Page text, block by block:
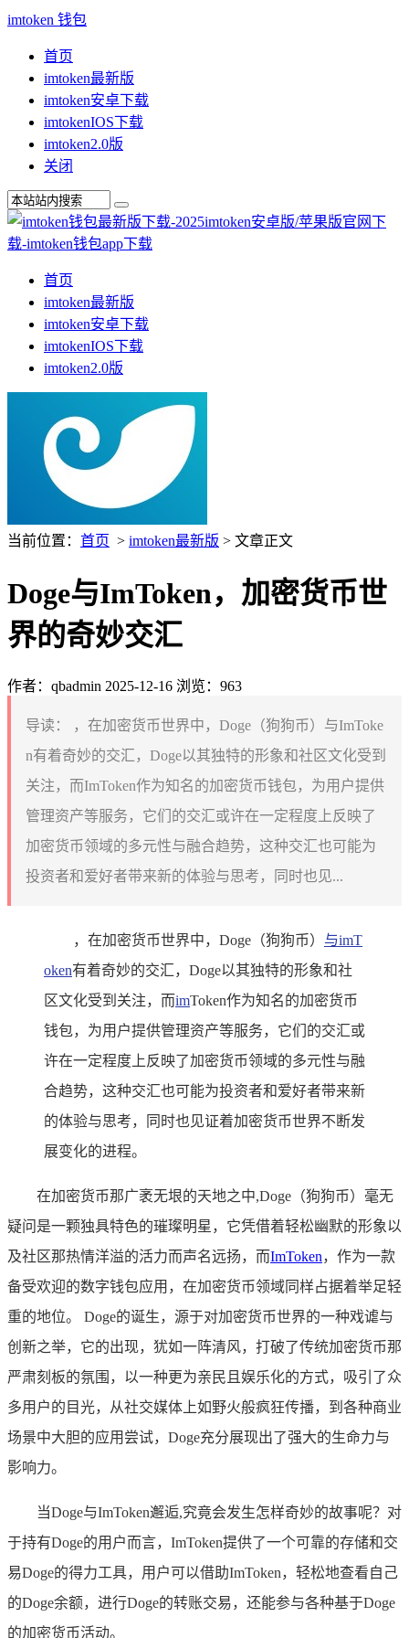
imtoken 钱包
首页
imtoken最新版
imtoken安卓下载
imtokenIOS下载
imtoken2.0版
关闭
首页
imtoken最新版
imtoken安卓下载
imtokenIOS下载
imtoken2.0版
当前位置： 首页 > imtoken最新版 > 文章正文
Doge与ImToken，加密货币世
界的奇妙交汇
作者：qbadmin 2025-12-16 浏览：963
导读：
，在加密货币世界中，Doge（狗狗币）与ImToke
n有着奇妙的交汇，Doge以其独特的形象和社区文化受到
关注，而ImToken作为知名的加密货币钱包，为用户提供
管理资产等服务，它们的交汇或许在一定程度上反映了
加密货币领域的多元性与融合趋势，这种交汇也可能为
投资者和爱好者带来新的体验与思考，同时也见...
，在加密货币世界中，Doge（狗狗币） 与imT
oken有着奇妙的交汇，Doge以其独特的形象和社
区文化受到关注，而imToken作为知名的加密货币
钱包，为用户提供管理资产等服务，它们的交汇或
许在一定程度上反映了加密货币领域的多元性与融
合趋势，这种交汇也可能为投资者和爱好者带来新
的体验与思考，同时也见证着加密货币世界不断发
展变化的进程。
在加密货币那广袤无垠的天地之中,Doge（狗狗币）毫无
疑问是一颗独具特色的璀璨明星，它凭借着轻松幽默的形象以
及社区那热情洋溢的活力而声名远扬，而ImToken，作为一款
备受欢迎的数字钱包应用，在加密货币领域同样占据着举足轻
重的地位。 Doge的诞生，源于对加密货币世界的一种戏谑与
创新之举，它的出现，犹如一阵清风，打破了传统加密货币那
严肃刻板的氛围，以一种更为亲民且娱乐化的方式，吸引了众
多用户的目光，从社交媒体上如野火般疯狂传播，到各种商业
场景中大胆的应用尝试，Doge充分展现出了强大的生命力与
影响力。
当Doge与ImToken邂逅,究竟会发生怎样奇妙的故事呢？对
于持有Doge的用户而言，ImToken提供了一个可靠的存储和交
易Doge的得力工具，用户可以借助ImToken，轻松地查看自己
的Doge余额，进行Doge的转账交易，还能参与各种基于Doge
的加密货币活动。